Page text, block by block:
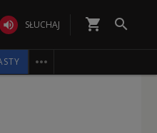
 SŁUCHAJ shopping_cart 
